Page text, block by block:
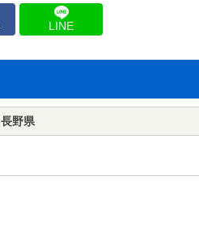
LINE
長野県